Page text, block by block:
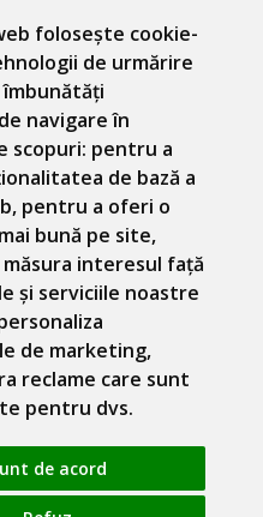
folosește cookie-
de urmărire
navigare în
scopuri: pentru a
de bază a
, pentru a oferi o
bună pe site,
interesul față
și serviciile noastre
de marketing,
reclame care sunt
pentru dvs.
de acord
prevederile GDPR.
personale